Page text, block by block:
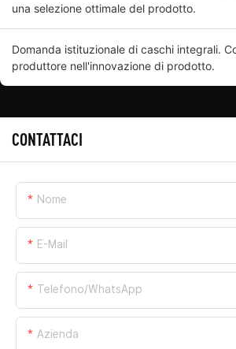
una selezione ottimale del prodotto.
Domanda istituzionale di caschi integrali.
produttore nell'innovazione di prodotto.
CONTATTACI
Nome
E-Mail
Telefono/WhatsApp
Azienda